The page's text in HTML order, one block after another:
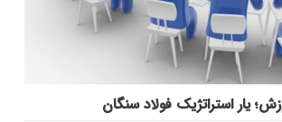
یار استراتژیک فولاد سنگان